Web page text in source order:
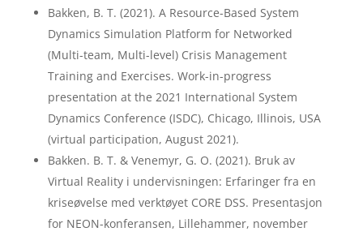
Bakken, B. T. (2021). A Resource-Based System
Dynamics Simulation Platform for Networked
(Multi-team, Multi-level) Crisis Management
Training and Exercises. Work-in-progress
presentation at the 2021 International System
Dynamics Conference (ISDC), Chicago, Illinois, USA
(virtual participation, August 2021).
Bakken. B. T. & Venemyr, G. O. (2021). Bruk av
Virtual Reality i undervisningen: Erfaringer fra en
kriseøvelse med verktøyet CORE DSS. Presentasjon
for NEON-konferansen, Lillehammer, november